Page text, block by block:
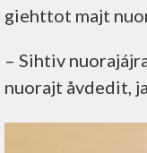
giehttot majt
– Sihtiv
nuorajt åvdedit,